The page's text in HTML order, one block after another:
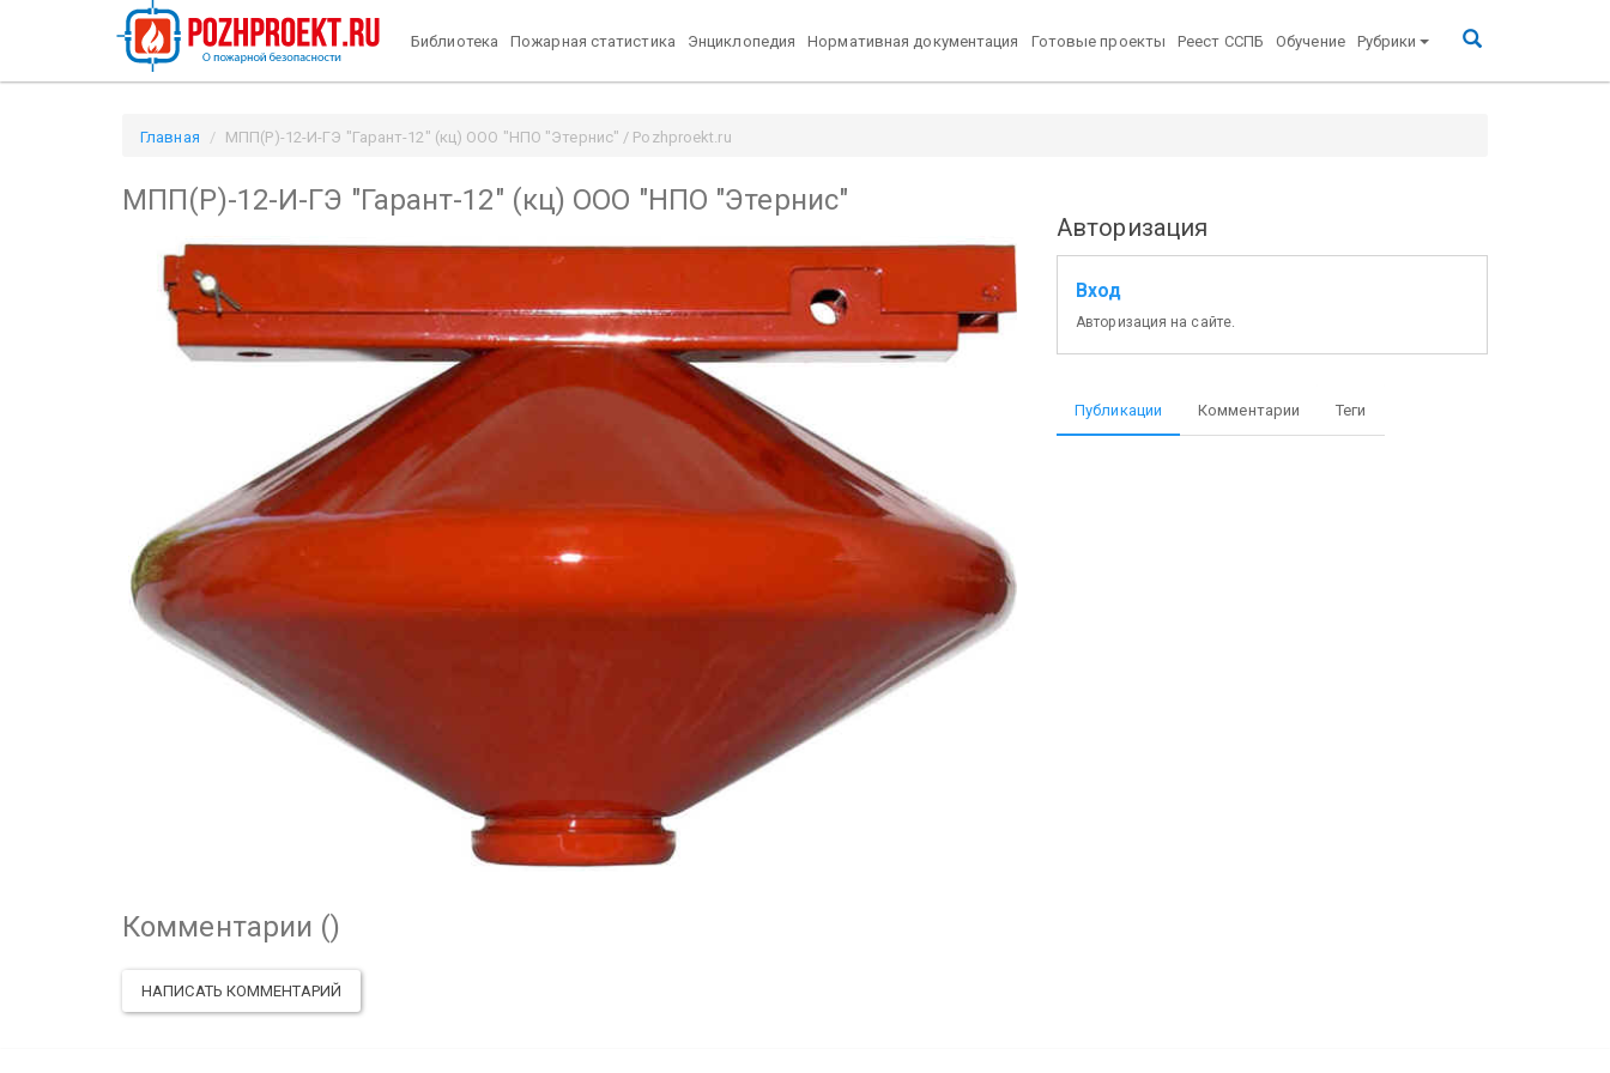
Библиотека Пожарная статистика Энциклопедия Нормативная документация Готовые проекты Реест ССПБ Обучение Рубрики
Главная МПП(Р)-12-И-ГЭ "Гарант-12" (кц) ООО "НПО "Этернис" / Pozhproekt.ru
МПП(Р)-12-И-ГЭ "Гарант-12" (кц) ООО "НПО "Этернис"
Комментарии ()
НАПИСАТЬ КОММЕНТАРИЙ
Авторизация
Вход
Авторизация на сайте.
Публикации Комментарии Теги